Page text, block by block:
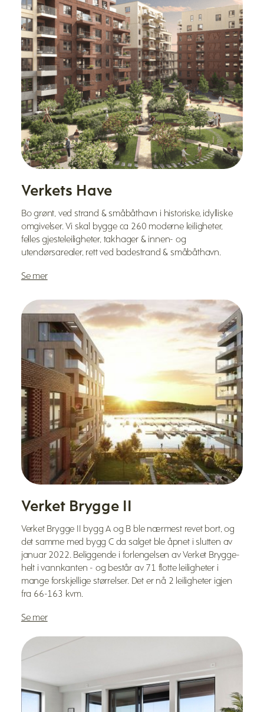
Verkets Have
Bo grønt, ved strand & småbåthavn i historiske, idylliske
omgivelser. Vi skal bygge ca 260 moderne leiligheter,
felles gjesteleiligheter, takhager & innen- og
utendørsarealer, rett ved badestrand & småbåthavn.
Se mer
Verket Brygge II
Verket Brygge II bygg A og B ble nærmest revet bort, og
det samme med bygg C da salget ble åpnet i slutten av
januar 2022. Beliggende i forlengelsen av Verket Brygge-
helt i vannkanten - og består av 71 flotte leiligheter i
mange forskjellige størrelser. Det er nå 2 leiligheter igjen
fra 66-163 kvm.
Se mer